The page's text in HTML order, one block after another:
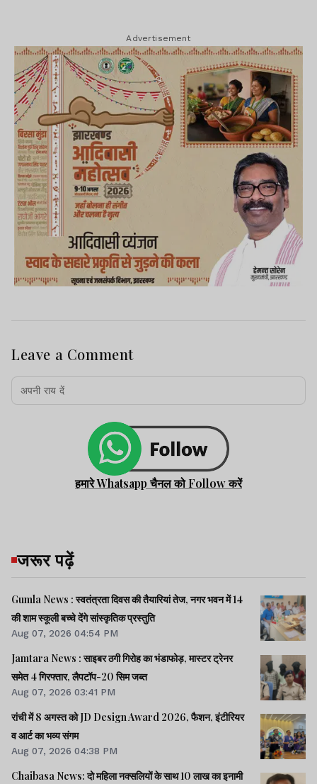
Advertisement
Leave a Comment
हमारे Whatsapp चैनल को Follow करें
जरूर पढ़ें
Gumla News : स्वतंत्रता दिवस की तैयारियां तेज, नगर भवन में 14
की शाम स्कूली बच्चे देंगे सांस्कृतिक प्रस्तुति
Aug 07, 2026 04:54 PM
Jamtara News : साइबर ठगी गिरोह का भंडाफोड़, मास्टर ट्रेनर
समेत 4 गिरफ्तार, लैपटॉप-20 सिम जब्त
Aug 07, 2026 03:41 PM
रांची में 8 अगस्त को JD Design Award 2026, फैशन, इंटीरियर
व आर्ट का भव्य संगम
Aug 07, 2026 04:38 PM
Chaibasa News: दो महिला नक्सलियों के साथ 10 लाख का इनामी